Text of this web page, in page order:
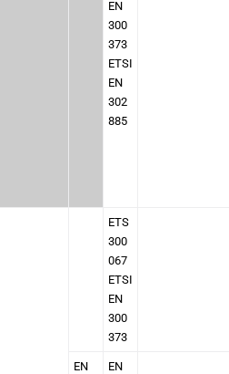
EN
300
373
ETSI
EN
302
885
ETS
300
067
ETSI
EN
300
373
EN
EN